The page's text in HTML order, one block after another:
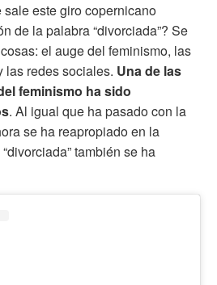
este giro copernicano
de la palabra “divorciada”? Se
el auge del feminismo, las
las redes sociales. Una de las
feminismo ha sido
. Al igual que ha pasado con la
se ha reapropiado en la
también se ha